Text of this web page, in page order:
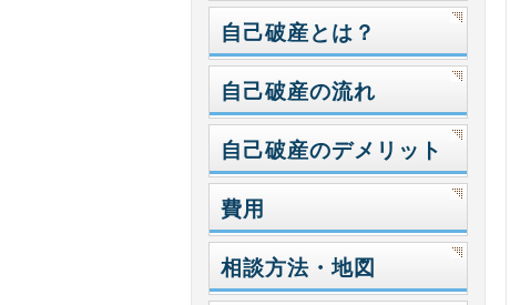
自己破産とは？
自己破産の流れ
自己破産のデメリット
費用
相談方法・地図